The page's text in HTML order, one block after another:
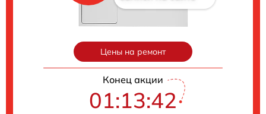
Цены на ремонт
Конец акции
01:13:40